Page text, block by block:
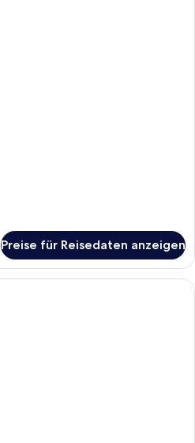
Preise für Reisedaten anzeigen